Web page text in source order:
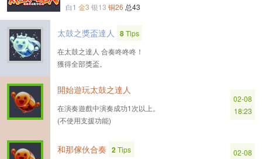
白1 金3 银13 铜26 总43
太鼓之獎盃達人 8Tips
在太鼓之達人 合奏咚咚咚！
獲得全部獎盃。
開始遊玩太鼓之達人
在演奏遊戲中演奏成功1次以上。
(不使用支援功能)
02-08
18:23
和那傢伙合奏 2Tips
02-08